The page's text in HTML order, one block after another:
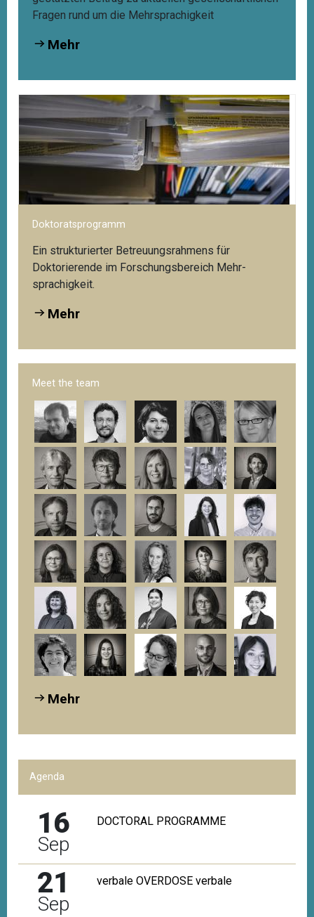
Fragen rund um die Mehrsprachigkeit
Mehr
Doktoratsprogramm
Ein strukturierter Betreuungsrahmens für
Doktorierende im Forschungsbereich Mehr­
sprachigkeit.
Mehr
Meet the team
Mehr
Agenda
16
Sep
DOCTORAL PROGRAMME
21
Sep
verbale OVERDOSE verbale